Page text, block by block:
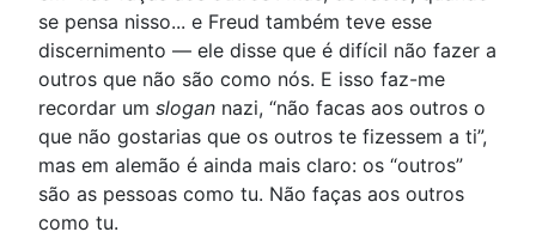
se pensa nisso... e Freud também teve esse
discernimento — ele disse que é difícil não fazer a
outros que não são como nós. E isso faz-me
recordar um slogan nazi, “não facas aos outros o
que não gostarias que os outros te fizessem a ti”,
mas em alemão é ainda mais claro: os “outros”
são as pessoas como tu. Não faças aos outros
como tu.